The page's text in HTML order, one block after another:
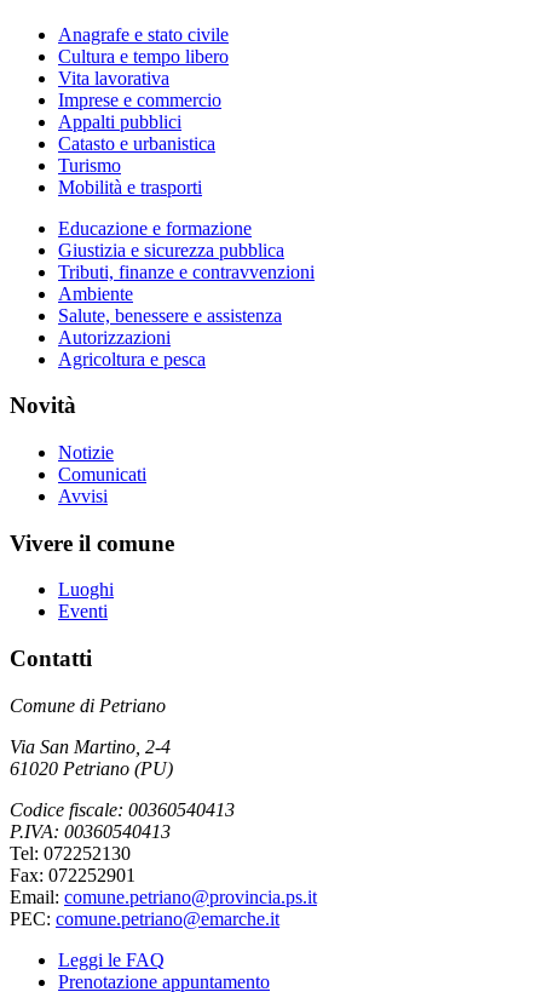
Anagrafe e stato civile
Cultura e tempo libero
Vita lavorativa
Imprese e commercio
Appalti pubblici
Catasto e urbanistica
Turismo
Mobilità e trasporti
Educazione e formazione
Giustizia e sicurezza pubblica
Tributi, finanze e contravvenzioni
Ambiente
Salute, benessere e assistenza
Autorizzazioni
Agricoltura e pesca
Novità
Notizie
Comunicati
Avvisi
Vivere il comune
Luoghi
Eventi
Contatti
Comune di Petriano
Via San Martino, 2-4
61020 Petriano (PU)
Codice fiscale: 00360540413
P.IVA: 00360540413
Tel: 072252130
Fax: 072252901
Email: comune.petriano@provincia.ps.it
PEC: comune.petriano@emarche.it
Leggi le FAQ
Prenotazione appuntamento